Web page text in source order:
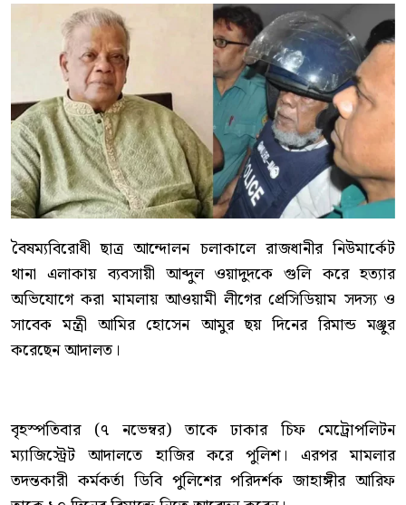
বৈষম্যবিরোধী ছাত্র আন্দোলন চলাকালে রাজধানীর নিউমার্কেট
থানা এলাকায় ব্যবসায়ী আব্দুল ওয়াদুদকে গুলি করে হত্যার
অভিযোগে করা মামলায় আওয়ামী লীগের প্রেসিডিয়াম সদস্য ও
সাবেক মন্ত্রী আমির হোসেন আমুর ছয় দিনের রিমান্ড মঞ্জুর
করেছেন আদালত।
বৃহস্পতিবার (৭ নভেম্বর) তাকে ঢাকার চিফ মেট্রোপলিটন
ম্যাজিস্ট্রেট আদালতে হাজির করে পুলিশ। এরপর মামলার
তদন্তকারী কর্মকর্তা ডিবি পুলিশের পরিদর্শক জাহাঙ্গীর আরিফ